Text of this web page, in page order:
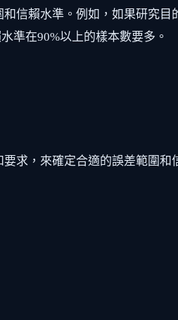
信賴水準。例如，如果研究
準在90%以上的樣本數要多。
求，來確定合適的誤差範圍